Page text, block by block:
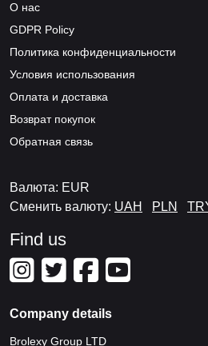
О нас
GDPR Policy
Политика конфиденциальности
Условия использования
Оплата и доставка
Возврат покупок
Обратная связь
Валюта: EUR
Сменить валюту: UAH PLN
Find us
Company details
Brolexy Group LTD